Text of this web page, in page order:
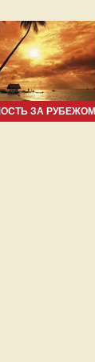
ЗА РУБЕЖОМ